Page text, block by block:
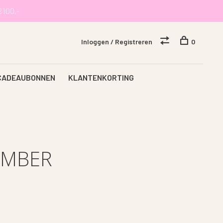
KLANTENKORTING
Inloggen / Registreren 0